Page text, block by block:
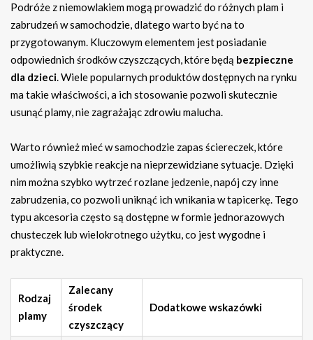
Podróże z niemowlakiem mogą prowadzić do różnych plam i
zabrudzeń w samochodzie, dlatego warto być na to
przygotowanym. Kluczowym elementem jest posiadanie
odpowiednich środków czyszczących, które będą bezpieczne
dla dzieci. Wiele popularnych produktów dostępnych na rynku
ma takie właściwości, a ich stosowanie pozwoli skutecznie
usunąć plamy, nie zagrażając zdrowiu malucha.
Warto również mieć w samochodzie zapas ściereczek, które
umożliwią szybkie reakcje na nieprzewidziane sytuacje. Dzięki
nim można szybko wytrzeć rozlane jedzenie, napój czy inne
zabrudzenia, co pozwoli uniknąć ich wnikania w tapicerkę. Tego
typu akcesoria często są dostępne w formie jednorazowych
chusteczek lub wielokrotnego użytku, co jest wygodne i
praktyczne.
Rodzaj
plamy
Zalecany
środek
czyszczący
Dodatkowe wskazówki